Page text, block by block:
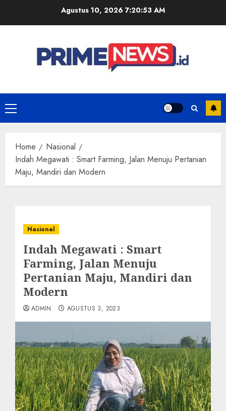
Agustus 10, 2026 7:20:54 AM
Primary
Menu
Home
Nasional
Indah Megawati : Smart Farming, Jalan Menuju Pertanian
Maju, Mandiri dan Modern
Nasional
Indah Megawati : Smart
Farming, Jalan Menuju
Pertanian Maju, Mandiri dan
Modern
ADMIN AGUSTUS 3, 2023